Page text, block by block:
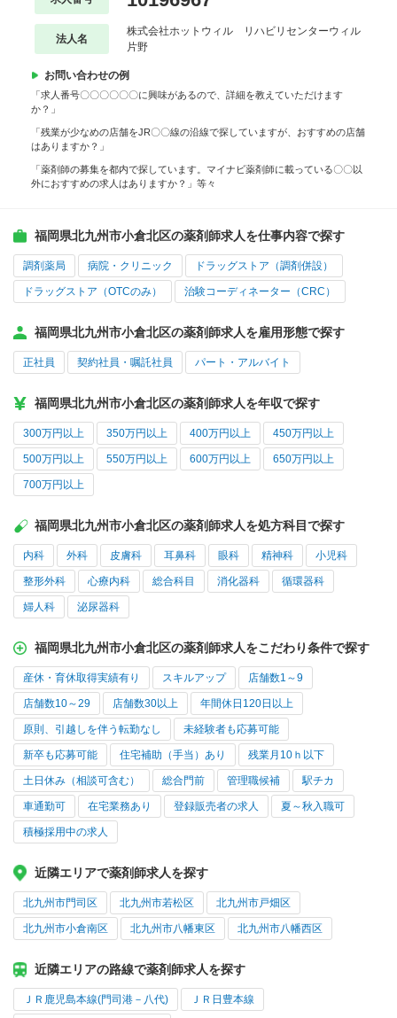
法人名
株式会社ホットウィル リハビリセンターウィル
片野
お問い合わせの例
「求人番号〇〇〇〇〇〇に興味があるので、詳細を教えていただけます
か？」
「残業が少なめの店舗をJR〇〇線の沿線で探していますが、おすすめの店舗
はありますか？」
「薬剤師の募集を都内で探しています。マイナビ薬剤師に載っている〇〇以
外におすすめの求人はありますか？」等々
福岡県北九州市小倉北区の薬剤師求人を仕事内容で探す
調剤薬局 病院・クリニック ドラッグストア（調剤併設）
ドラッグストア（OTCのみ） 治験コーディネーター（CRC）
福岡県北九州市小倉北区の薬剤師求人を雇用形態で探す
正社員 契約社員・嘱託社員 パート・アルバイト
福岡県北九州市小倉北区の薬剤師求人を年収で探す
300万円以上 350万円以上 400万円以上 450万円以上
500万円以上 550万円以上 600万円以上 650万円以上
700万円以上
福岡県北九州市小倉北区の薬剤師求人を処方科目で探す
内科 外科 皮膚科 耳鼻科 眼科 精神科 小児科
整形外科 心療内科 総合科目 消化器科 循環器科
婦人科 泌尿器科
福岡県北九州市小倉北区の薬剤師求人をこだわり条件で探す
産休・育休取得実績有り スキルアップ 店舗数1～9
店舗数10～29 店舗数30以上 年間休日120日以上
原則、引越しを伴う転勤なし 未経験者も応募可能
新卒も応募可能 住宅補助（手当）あり 残業月10ｈ以下
土日休み（相談可含む） 総合門前 管理職候補 駅チカ
車通勤可 在宅業務あり 登録販売者の求人 夏～秋入職可
積極採用中の求人
近隣エリアで薬剤師求人を探す
北九州市門司区 北九州市若松区 北九州市戸畑区
北九州市小倉南区 北九州市八幡東区 北九州市八幡西区
近隣エリアの路線で薬剤師求人を探す
ＪＲ鹿児島本線(門司港－八代) ＪＲ日豊本線